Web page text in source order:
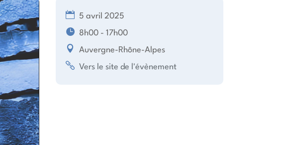
5 avril 2025
8h00 - 17h00
Auvergne-Rhône-Alpes
Vers le site de l'évènement